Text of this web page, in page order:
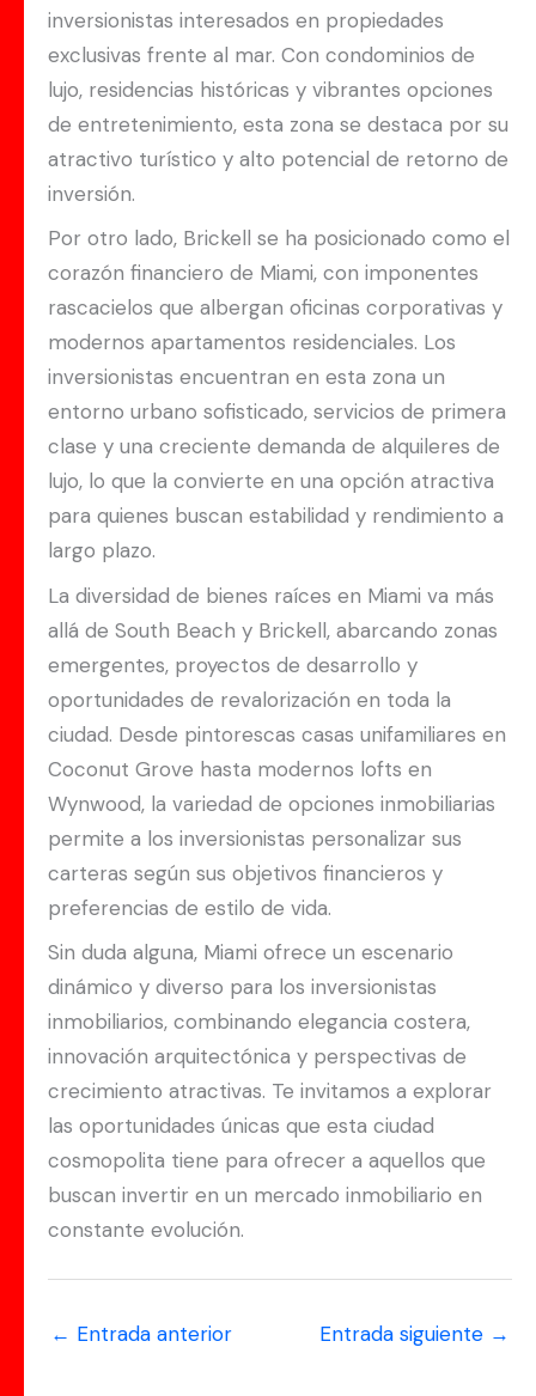
inversionistas interesados en propiedades
exclusivas frente al mar. Con condominios de
lujo, residencias históricas y vibrantes opciones
de entretenimiento, esta zona se destaca por su
atractivo turístico y alto potencial de retorno de
inversión.
Por otro lado, Brickell se ha posicionado como el
corazón financiero de Miami, con imponentes
rascacielos que albergan oficinas corporativas y
modernos apartamentos residenciales. Los
inversionistas encuentran en esta zona un
entorno urbano sofisticado, servicios de primera
clase y una creciente demanda de alquileres de
lujo, lo que la convierte en una opción atractiva
para quienes buscan estabilidad y rendimiento a
largo plazo.
La diversidad de bienes raíces en Miami va más
allá de South Beach y Brickell, abarcando zonas
emergentes, proyectos de desarrollo y
oportunidades de revalorización en toda la
ciudad. Desde pintorescas casas unifamiliares en
Coconut Grove hasta modernos lofts en
Wynwood, la variedad de opciones inmobiliarias
permite a los inversionistas personalizar sus
carteras según sus objetivos financieros y
preferencias de estilo de vida.
Sin duda alguna, Miami ofrece un escenario
dinámico y diverso para los inversionistas
inmobiliarios, combinando elegancia costera,
innovación arquitectónica y perspectivas de
crecimiento atractivas. Te invitamos a explorar
las oportunidades únicas que esta ciudad
cosmopolita tiene para ofrecer a aquellos que
buscan invertir en un mercado inmobiliario en
constante evolución.
← Entrada anterior Entrada siguiente →